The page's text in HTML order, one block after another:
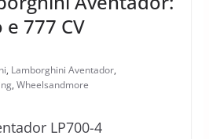
777 CV
, Lamborghini Aventador,
, Wheelsandmore
LP700-4